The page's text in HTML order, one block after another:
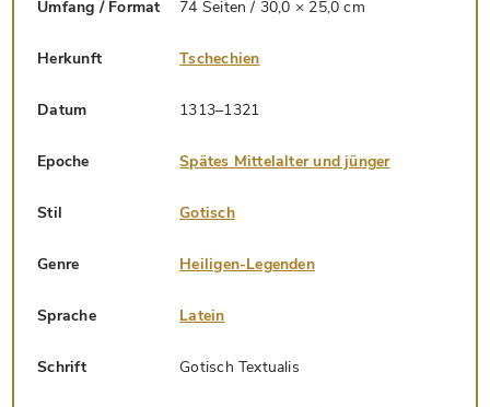
Umfang / Format 74 Seiten / 30,0 × 25,0 cm
Herkunft Tschechien
Datum 1313–1321
Epoche Spätes Mittelalter und jünger
Stil Gotisch
Genre Heiligen-Legenden
Sprache Latein
Schrift Gotisch Textualis